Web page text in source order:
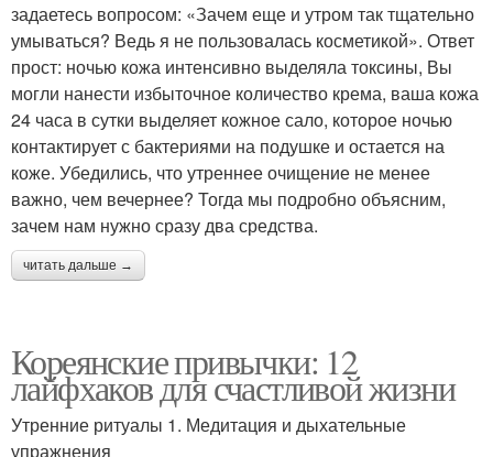
задаетесь вопросом: «Зачем еще и утром так тщательно
умываться? Ведь я не пользовалась косметикой». Ответ
прост: ночью кожа интенсивно выделяла токсины, Вы
могли нанести избыточное количество крема, ваша кожа
24 часа в сутки выделяет кожное сало, которое ночью
контактирует с бактериями на подушке и остается на
коже. Убедились, что утреннее очищение не менее
важно, чем вечернее? Тогда мы подробно объясним,
зачем нам нужно сразу два средства.
читать дальше →
Кореянские привычки: 12
лайфхаков для счастливой жизни
Утренние ритуалы 1. Медитация и дыхательные
упражнения